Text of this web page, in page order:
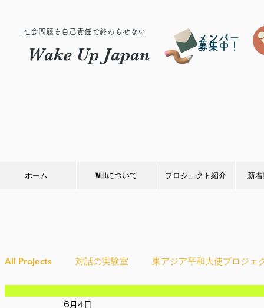
社会問題を自己責任で終わらせない
Wake Up Japan
メンバー
募集中！
ホーム WUJについて プロジェクト紹介 新
All Projects 対話の実験室 東アジア平和大使プロジェ
6月4日